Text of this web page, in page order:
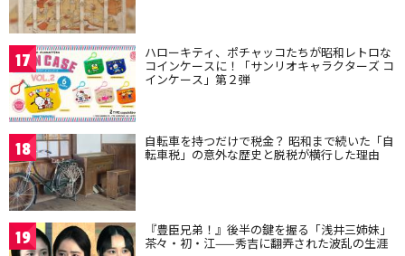
17 ハローキティ、ポチャッコたちが昭和レトロな
コインケースに！「サンリオキャラクターズ コ
インケース」第２弾
18 自転車を持つだけで税金？ 昭和まで続いた「自
転車税」の意外な歴史と脱税が横行した理由
19 『豊臣兄弟！』後半の鍵を握る「浅井三姉妹」
茶々・初・江——秀吉に翻弄された波乱の生涯